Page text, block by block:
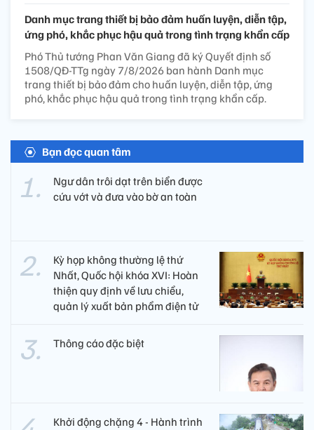
Danh mục trang thiết bị bảo đảm huấn luyện, diễn tập,
ứng phó, khắc phục hậu quả trong tình trạng khẩn cấp
Phó Thủ tướng Phan Văn Giang đã ký Quyết định số
1508/QĐ-TTg ngày 7/8/2026 ban hành Danh mục
trang thiết bị bảo đảm cho huấn luyện, diễn tập, ứng
phó, khắc phục hậu quả trong tình trạng khẩn cấp.
Bạn đọc quan tâm
Ngư dân trôi dạt trên biển được
cứu vớt và đưa vào bờ an toàn
Kỳ họp không thường lệ thứ
Nhất, Quốc hội khóa XVI: Hoàn
thiện quy định về lưu chiểu,
quản lý xuất bản phẩm điện tử
Thông cáo đặc biệt
Khởi động chặng 4 - Hành trình